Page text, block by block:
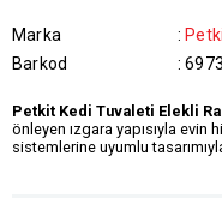
Marka :
Barkod
:
Petkit Kedi Tuvaleti Elekli
önleyen ızgara yapısıyla evin
sistemlerine uyumlu